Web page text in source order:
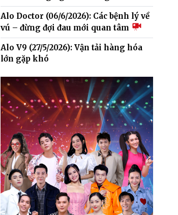
Alo Doctor (06/6/2026): Các bệnh lý về
vú – đừng đợi đau mới quan tâm
Alo V9 (27/5/2026): Vận tải hàng hóa
lớn gặp khó